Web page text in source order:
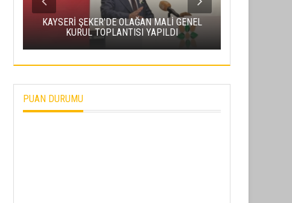
KAYSERİ ŞEKER'DE OLAĞAN MALİ GENEL
KURUL TOPLANTISI YAPILDI
PUAN DURUMU